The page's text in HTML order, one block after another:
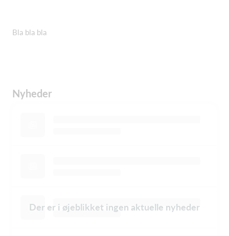
Bla bla bla
Nyheder
Der er i øjeblikket ingen aktuelle nyheder